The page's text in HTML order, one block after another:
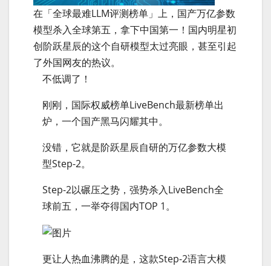
在「全球最难LLM评测榜单」上，国产万亿参数
模型杀入全球第五，拿下中国第一！国内明星初
创阶跃星辰的这个自研模型太过亮眼，甚至引起
了外国网友的热议。
不低调了！
刚刚，国际权威榜单LiveBench最新榜单出
炉，一个国产黑马闪耀其中。
没错，它就是阶跃星辰自研的万亿参数大模
型Step-2。
Step-2以碾压之势，强势杀入LiveBench全
球前五，一举夺得国内TOP 1。
更让人热血沸腾的是，这款Step-2语言大模